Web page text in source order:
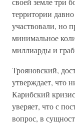
территории
участвовали, но
минимальное
миллиарды и
Трояновский,
утверждает, что
Карибский
уверяет, что с
вопрос, в